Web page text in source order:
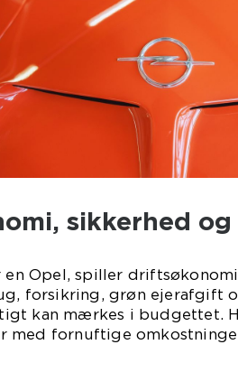
sikkerhed
en Opel, spiller
forsikring, grøn ejerafgift
kan mærkes i budgettet.
med fornuftige